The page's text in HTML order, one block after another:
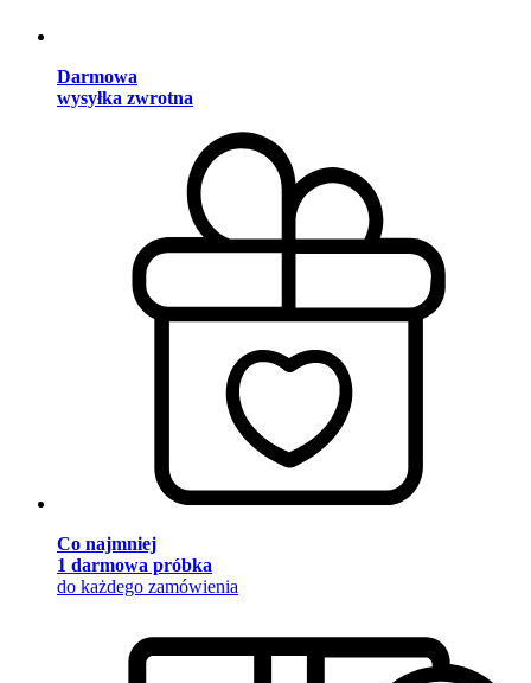
Darmowa
wysyłka zwrotna
Co najmniej
1 darmowa próbka
do każdego zamówienia